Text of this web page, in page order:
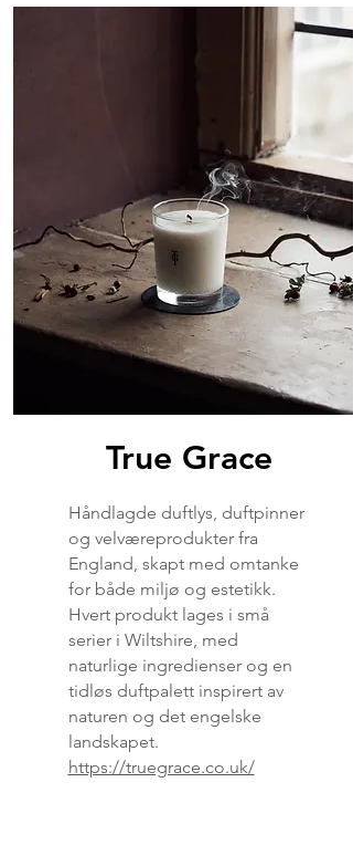
True Grace
Håndlagde duftlys, duftpinner
og velværeprodukter fra
England, skapt med omtanke
for både miljø og estetikk.
Hvert produkt lages i små
serier i Wiltshire, med
naturlige ingredienser og en
tidløs duftpalett inspirert av
naturen og det engelske
landskapet.
https://truegrace.co.uk/